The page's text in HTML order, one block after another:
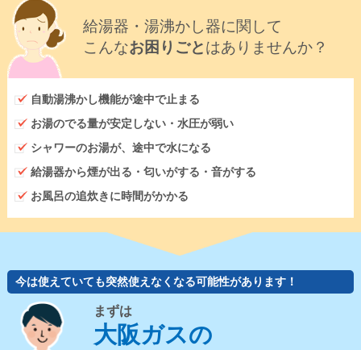
給湯器・湯沸かし器に関して
こんなお困りごとはありませんか？
自動湯沸かし機能が途中で止まる
お湯のでる量が安定しない・水圧が弱い
シャワーのお湯が、途中で水になる
給湯器から煙が出る・匂いがする・音がする
お風呂の追炊きに時間がかかる
今は使えていても突然使えなくなる可能性があります！
まずは
大阪ガスの